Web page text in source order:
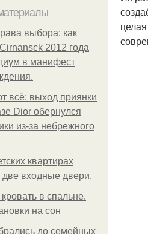
выбора: как
2012 года
в манифест
всё: выход приянки
Dior обернулся
из-за небрежного
квартирах
две входные двери.
в спальне.
на сон
до семейных